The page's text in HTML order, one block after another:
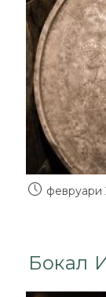
февруари
Бокал